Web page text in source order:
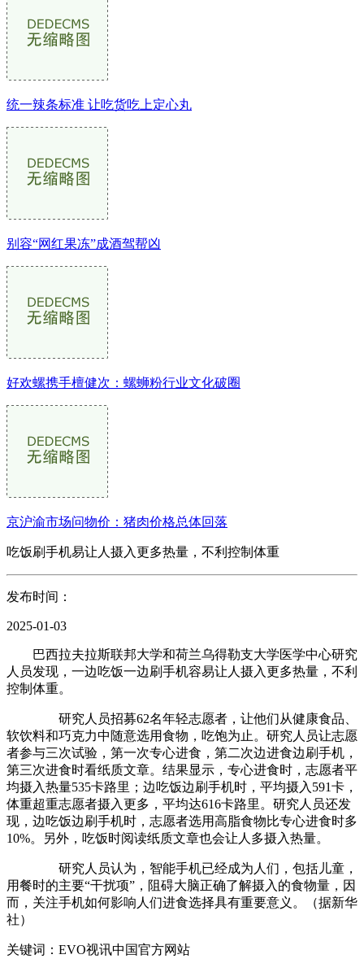
统一辣条标准 让吃货吃上定心丸
别容“网红果冻”成酒驾帮凶
好欢螺携手檀健次：螺蛳粉行业文化破圈
京沪渝市场问物价：猪肉价格总体回落
吃饭刷手机易让人摄入更多热量，不利控制体重
发布时间：
2025-01-03
巴西拉夫拉斯联邦大学和荷兰乌得勒支大学医学中心研究
人员发现，一边吃饭一边刷手机容易让人摄入更多热量，不利
控制体重。
研究人员招募62名年轻志愿者，让他们从健康食品、
软饮料和巧克力中随意选用食物，吃饱为止。研究人员让志愿
者参与三次试验，第一次专心进食，第二次边进食边刷手机，
第三次进食时看纸质文章。结果显示，专心进食时，志愿者平
均摄入热量535卡路里；边吃饭边刷手机时，平均摄入591卡，
体重超重志愿者摄入更多，平均达616卡路里。研究人员还发
现，边吃饭边刷手机时，志愿者选用高脂食物比专心进食时多
10%。另外，吃饭时阅读纸质文章也会让人多摄入热量。
研究人员认为，智能手机已经成为人们，包括儿童，
用餐时的主要“干扰项”，阻碍大脑正确了解摄入的食物量，因
而，关注手机如何影响人们进食选择具有重要意义。（据新华
社）
关键词：EVO视讯中国官方网站